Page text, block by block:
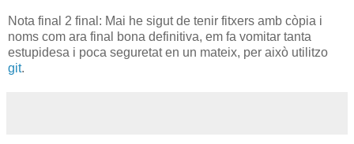
Nota final 2 final: Mai he sigut de tenir fitxers amb còpia i
noms com ara final bona definitiva, em fa vomitar tanta
estupidesa i poca seguretat en un mateix, per això utilitzo
git.